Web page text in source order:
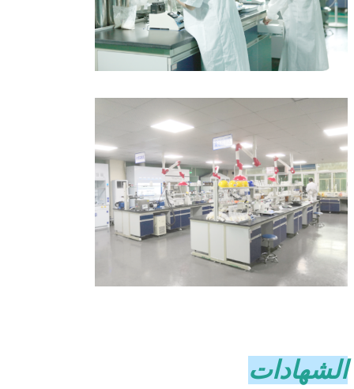
الشهادات